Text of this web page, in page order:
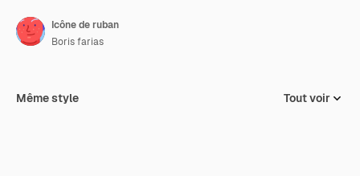
Icône de ruban
Boris farias
Même style Tout voir